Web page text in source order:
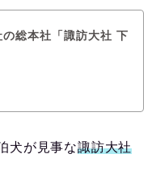
の総本社「諏訪大社 下
犬が見事な諏訪大社